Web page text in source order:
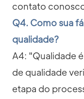
contato
Q4. Como sua
qualidade?
A4: "Qualidade
de qualidade
etapa do